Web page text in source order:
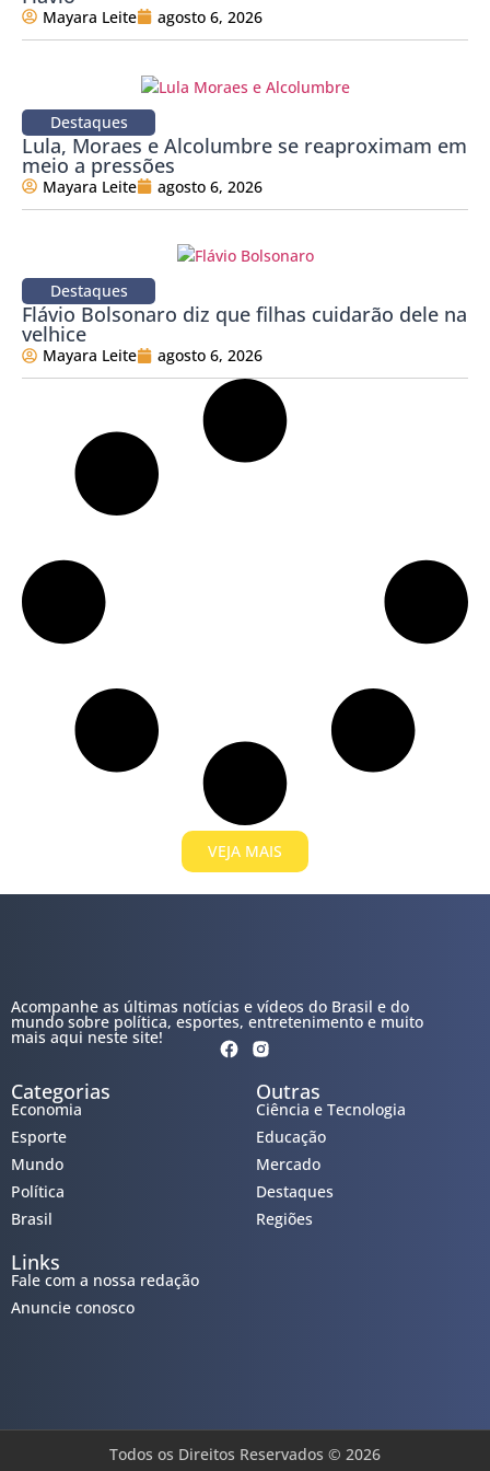
Mayara Leite agosto 6, 2026
Destaques
Lula, Moraes e Alcolumbre se reaproximam em
meio a pressões
Mayara Leite agosto 6, 2026
Destaques
Flávio Bolsonaro diz que filhas cuidarão dele na
velhice
Mayara Leite agosto 6, 2026
VEJA MAIS
Acompanhe as últimas notícias e vídeos do Brasil e do
mundo sobre política, esportes, entretenimento e muito
mais aqui neste site!
Categorias
Economia
Esporte
Mundo
Política
Brasil
Outras
Ciência e Tecnologia
Educação
Mercado
Destaques
Regiões
Links
Fale com a nossa redação
Anuncie conosco
Todos os Direitos Reservados © 2026